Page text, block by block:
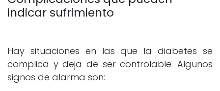
indicar sufrimiento
Hay situaciones en las que la diabetes se
complica y deja de ser controlable. Algunos
signos de alarma son: